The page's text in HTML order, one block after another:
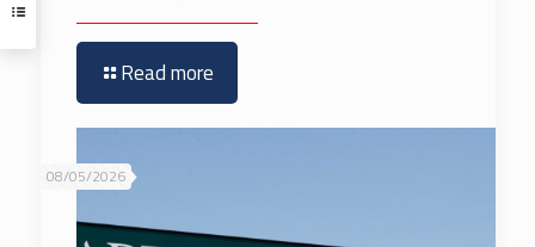
Read more
08/05/2026